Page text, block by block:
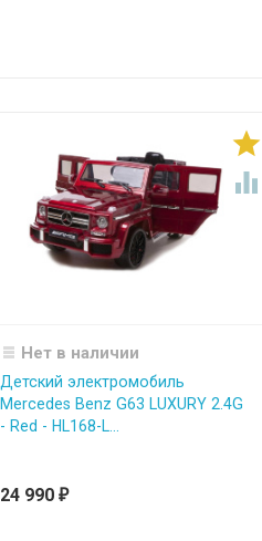


Нет в наличии
Детский электромобиль
Mercedes Benz G63 LUXURY 2.4G
- Red - HL168-L...
24 990 ₽